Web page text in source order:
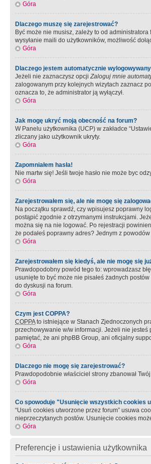
Góra
Dlaczego muszę się zarejestrować?
Być może nie musisz, zależy to od
wysyłanie maili do użytkowników, możliwość
Góra
Dlaczego jestem automatycznie
Jeżeli nie zaznaczysz opcjiZaloguj mnie
zalogowanym przy kolejnych wizytach zaznacz
oznacza to, że administrator ją wyłączył.
Góra
Jak mogę ukryć moją obecność na forum?
W Panelu użytkownika (UCP) w zakładce
zliczany jako użytkownik ukryty.
Góra
Zapomniałem hasła!
Nie martw się! Jeśli twoje hasło nie może byc
Góra
Zarejestrowałem się, ale nie mogę się
Na początku sprawdź, czy wpisujesz poprawny
postąpić zgodnie z otrzymanymi instrukcjami.
można się na nie logować. Po rejestracji
że podałeś poprawny adres? Jednym z
Góra
Zarejestrowałem się kiedyś, ale nie mogę się
Prawdopodobny powód tego to: wprowadzasz
usunięte to być może nie pisałeś żadnych
do dyskusji na forum.
Góra
Czym jest COPPA?
COPPAto istniejące w Stanach Zjednoczonych
przechowywanie w/w informacji. Jeżeli nie
pamiętać, że ani phpBB Group, ani oficjalny
Góra
Dlaczego nie mogę się zarejestrować?
Prawdopodobnie właściciel strony zbanował
Góra
Co spowoduje "Usunięcie wszystkich cookies
“Usuń cookies utworzone przez forum” usuwa
nieprzeczytanych postów. Usunięcie cookies
Góra
Preferencje i ustawienia użytkownika